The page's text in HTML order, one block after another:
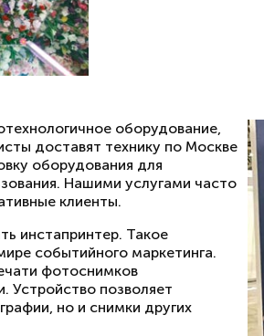
оборудование,
доставят технику по Москве
оборудования для
Нашими услугами часто
клиенты.
инстапринтер. Такое
событийного маркетинга.
фотоснимков
Устройство позволяет
но и снимки других